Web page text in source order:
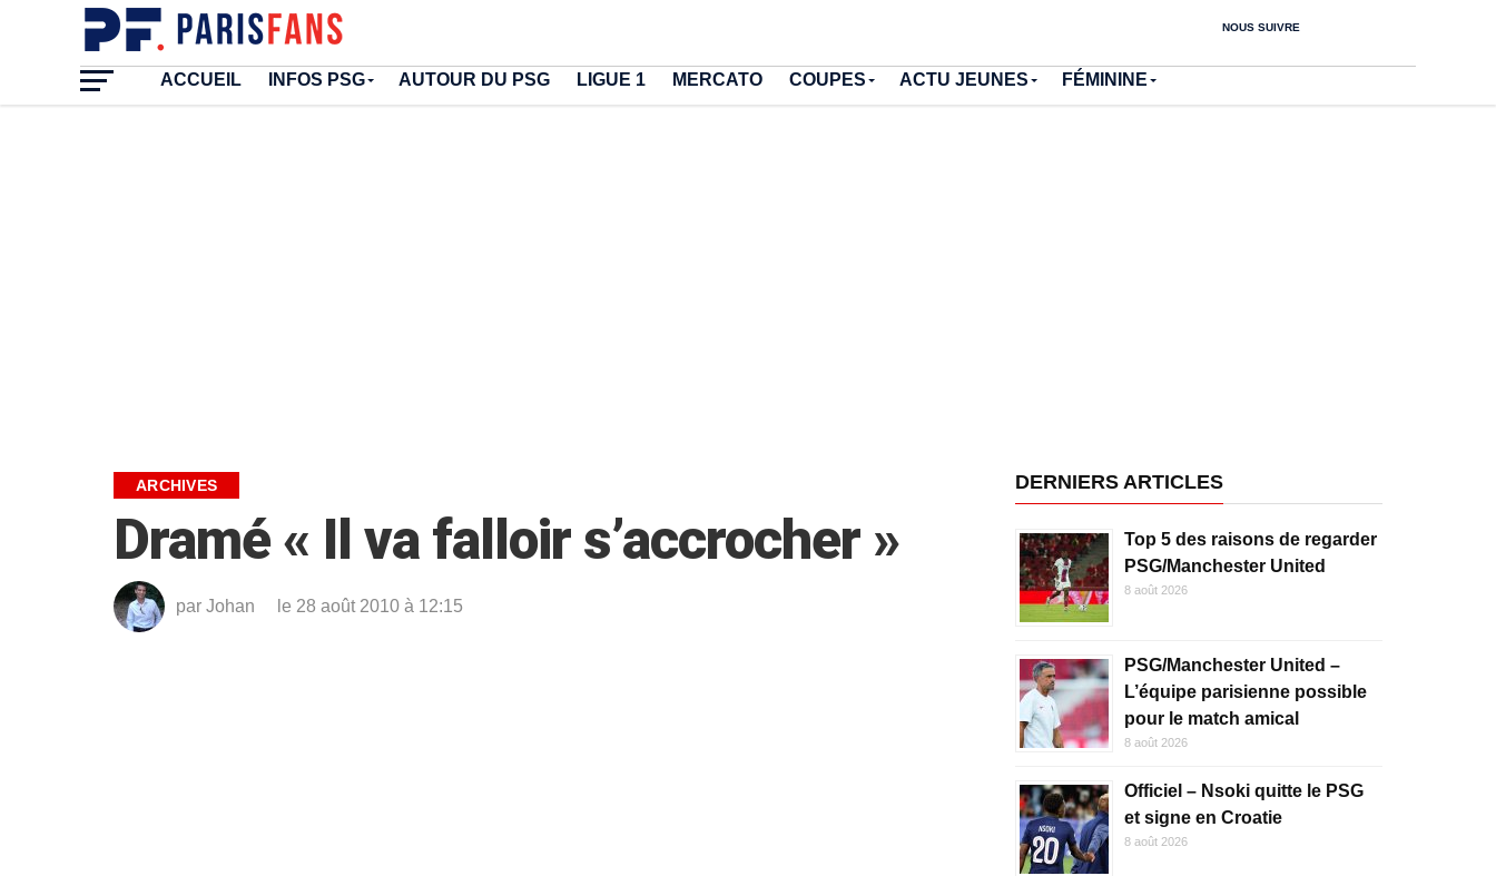
NOUS SUIVRE
ACCUEIL INFOS PSG AUTOUR DU PSG LIGUE 1 MERCATO COUPES ACTU JEUNES FÉMININE
ARCHIVES
Dramé « Il va falloir s’accrocher »
par Johan le 28 août 2010 à 12:15
DERNIERS ARTICLES
Top 5 des raisons de regarder
PSG/Manchester United
8 août 2026
PSG/Manchester United –
L’équipe parisienne possible
pour le match amical
8 août 2026
Officiel – Nsoki quitte le PSG
et signe en Croatie
8 août 2026